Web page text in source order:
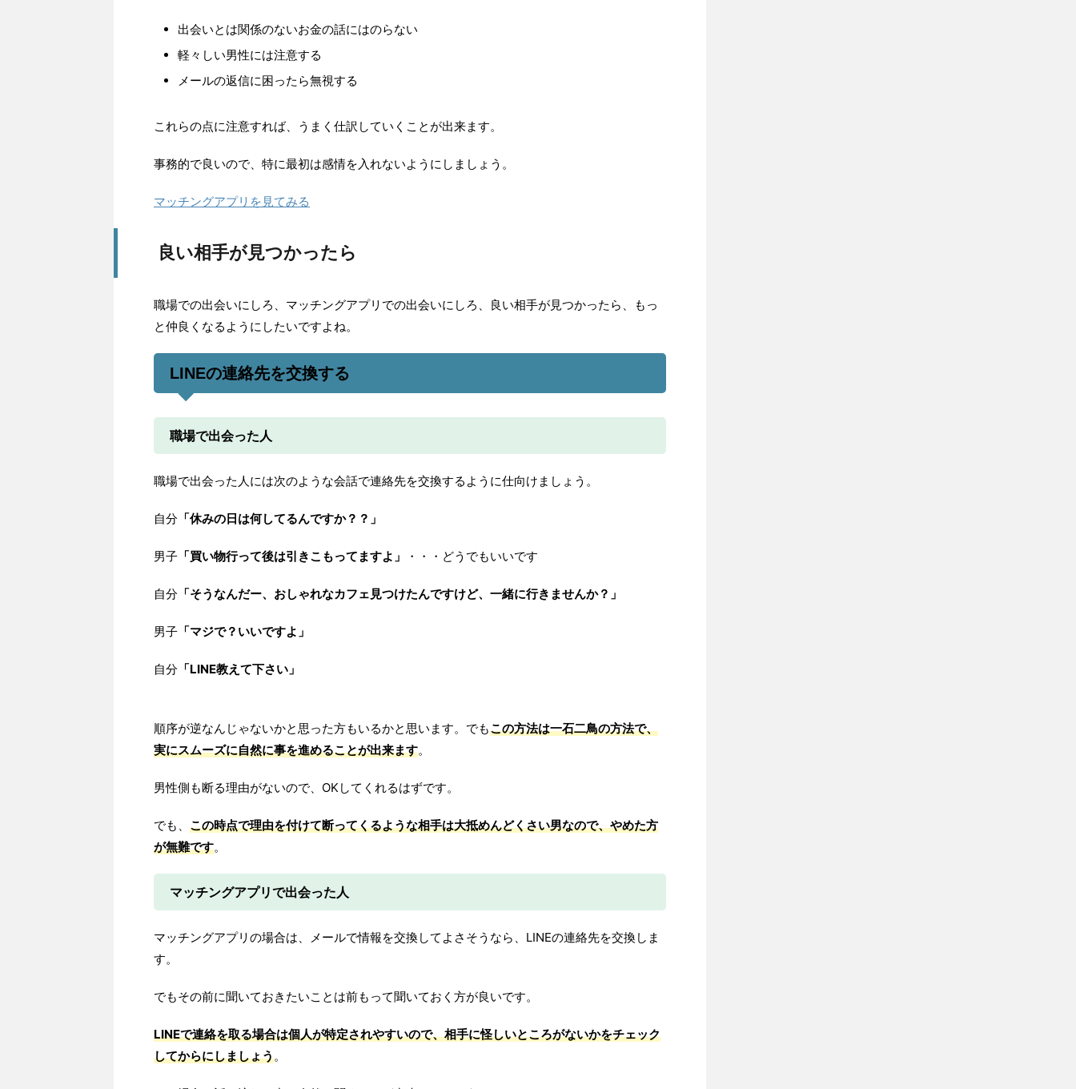
出会いとは関係のないお金の話にはのらない
軽々しい男性には注意する
メールの返信に困ったら無視する
これらの点に注意すれば、うまく仕訳していくことが出来ます。
事務的で良いので、特に最初は感情を入れないようにしましょう。
マッチングアプリを見てみる
良い相手が見つかったら
職場での出会いにしろ、マッチングアプリでの出会いにしろ、良い相手が見つかったら、もっ
と仲良くなるようにしたいですよね。
LINEの連絡先を交換する
職場で出会った人
職場で出会った人には次のような会話で連絡先を交換するように仕向けましょう。
自分 「休みの日は何してるんですか？？」
男子 「買い物行って後は引きこもってますよ」 ・・・どうでもいいです
自分 「そうなんだー、おしゃれなカフェ見つけたんですけど、一緒に行きませんか？」
男子 「マジで？いいですよ」
自分 「LINE教えて下さい」
順序が逆なんじゃないかと思った方もいるかと思います。でもこの方法は一石二鳥の方法で、
実にスムーズに自然に事を進めることが出来ます。
男性側も断る理由がないので、OKしてくれるはずです。
でも、 この時点で理由を付けて断ってくるような相手は大抵めんどくさい男なので、やめた方
が無難です。
マッチングアプリで出会った人
マッチングアプリの場合は、メールで情報を交換してよさそうなら、LINEの連絡先を交換しま
す。
でもその前に聞いておきたいことは前もって聞いておく方が良いです。
LINEで連絡を取る場合は個人が特定されやすいので、相手に怪しいところがないかをチェック
してからにしましょう。